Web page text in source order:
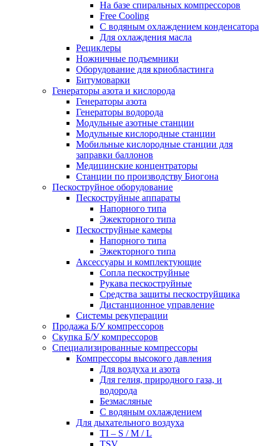
На базе спиральных компрессоров
Free Cooling
С водяным охлаждением конденсатора
Для охлаждения масла
Рециклеры
Ножничные подъемники
Оборудование для криобластинга
Битумоварки
Генераторы азота и кислорода
Генераторы азота
Генераторы водорода
Модульные азотные станции
Модульные кислородные станции
Мобильные кислородные станции для
заправки баллонов
Медицинские концентраторы
Станции по производству Биогона
Пескоструйное оборудование
Пескоструйные аппараты
Напорного типа
Эжекторного типа
Пескоструйные камеры
Напорного типа
Эжекторного типа
Аксессуары и комплектующие
Сопла пескоструйные
Рукава пескоструйные
Средства защиты пескоструйщика
Дистанционное управление
Системы рекуперации
Продажа Б/У компрессоров
Скупка Б/У компрессоров
Специализированные компрессоры
Компрессоры высокого давления
Для воздуха и азота
Для гелия, природного газа, и
водорода
Безмасляные
С водяным охлаждением
Для дыхательного воздуха
TI – S / M / L
TSV